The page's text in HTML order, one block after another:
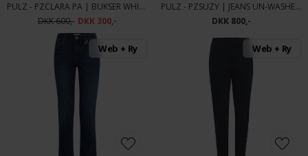
PULZ - PZCLARA PA | BUKSER WHITE PEPPER
DKK 600,- DKK 300,-
PULZ - PZSUZY | JEANS UN-WASHED DENIM
DKK 800,-
Web + Ry Web + Ry